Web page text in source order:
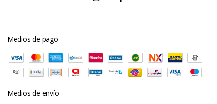
Medios de pago
Medios de envío